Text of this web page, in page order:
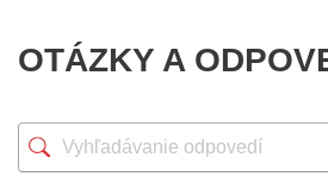
OTÁZKY A